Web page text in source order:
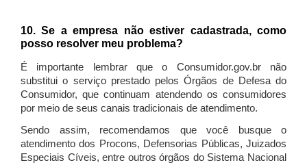
10. Se a empresa não estiver cadastrada, como
posso resolver meu problema?
É importante lembrar que o Consumidor.gov.br não
substitui o serviço prestado pelos Órgãos de Defesa do
Consumidor, que continuam atendendo os consumidores
por meio de seus canais tradicionais de atendimento.
Sendo assim, recomendamos que você busque o
atendimento dos Procons, Defensorias Públicas, Juizados
Especiais Cíveis, entre outros órgãos do Sistema Nacional